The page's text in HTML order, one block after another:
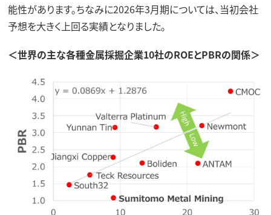
能性があります。ちなみに2026年3月期については、当初会社
予想を大きく上回る実績となりました。
＜世界の主な各種金属採掘企業10社のROEとPBRの関係＞